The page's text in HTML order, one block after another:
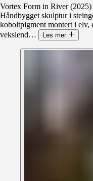
Vortex Form in River (2025)
Håndbygget skulptur i
koboltpigment montert i elv,
vekslend… Les mer